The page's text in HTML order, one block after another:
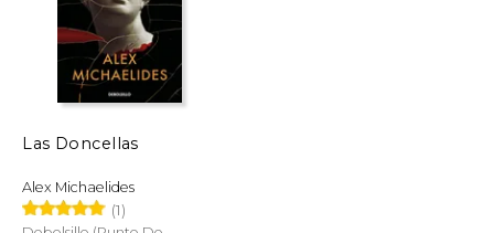
$ 16.44
$ 13.98
40%
dcto.
Las Doncellas
Alex Michaelides
(1)